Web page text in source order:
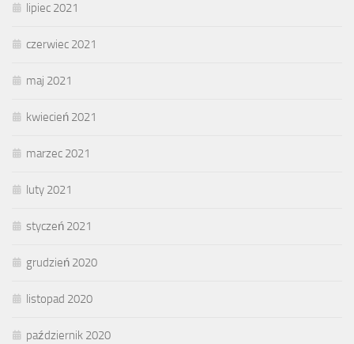
lipiec 2021
czerwiec 2021
maj 2021
kwiecień 2021
marzec 2021
luty 2021
styczeń 2021
grudzień 2020
listopad 2020
październik 2020